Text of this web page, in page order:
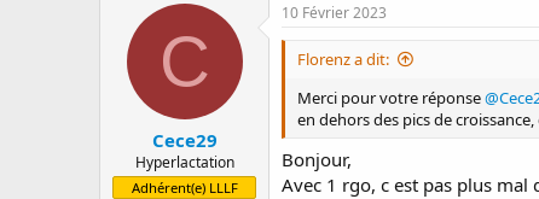
C
Cece29
Hyperlactation
Adhérent(e) LLLF
10 Février 2023
Florenz a dit:
Merci pour votre réponse
en dehors des pics de
Bonjour,
Avec 1 rgo, c est pas plus